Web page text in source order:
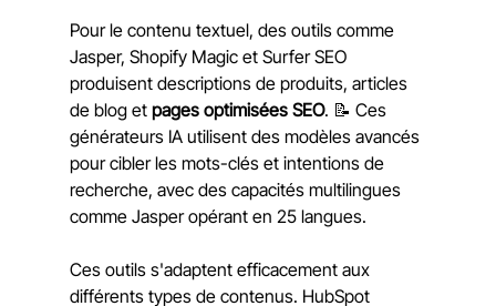
Pour le contenu textuel, des outils comme
Jasper, Shopify Magic et Surfer SEO
produisent descriptions de produits, articles
de blog et pages optimisées SEO. 📝 Ces
générateurs IA utilisent des modèles avancés
pour cibler les mots-clés et intentions de
recherche, avec des capacités multilingues
comme Jasper opérant en 25 langues.
Ces outils s'adaptent efficacement aux
différents types de contenus. HubSpot